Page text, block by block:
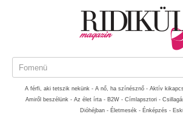
Fomenü
A férfi, aki tetszik nekünk - A nő, ha színésznő - Aktív
Amiről beszélünk - Az élet írta - B2W - Címlapsztori -
Dióhéjban - Életmesék - Énképzés -